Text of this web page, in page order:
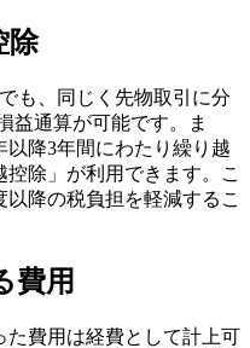
除
も、同じく先物取引に分
益通算が可能です。ま
降3年間にわたり繰り越
除」が利用できます。こ
降の税負担を軽減するこ
費用
た費用は経費として計上可